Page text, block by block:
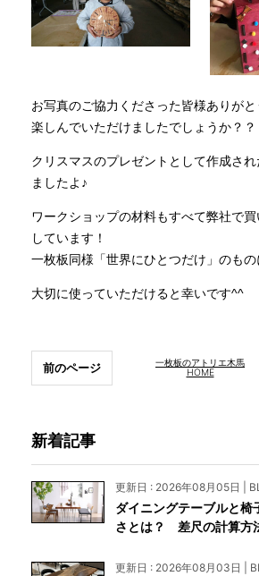
お写真のご協力くださった皆様ありがと
楽しんでいただけましたでしょうか？？
クリスマスのプレゼントとして作成さ
ましたよ♪
ワークショップの材料もすべて弊社で
しています！
一枚板同様「世界にひとつだけ」のもの
大切に使っていただけると幸いです^^
一枚板のアトリエ木馬
HOME
前のページ
新着記事
更新日 : 2026年08月05日 |
ダイニングテーブルと椅
さとは？ 差尺の計算方
更新日 : 2026年08月03日 |